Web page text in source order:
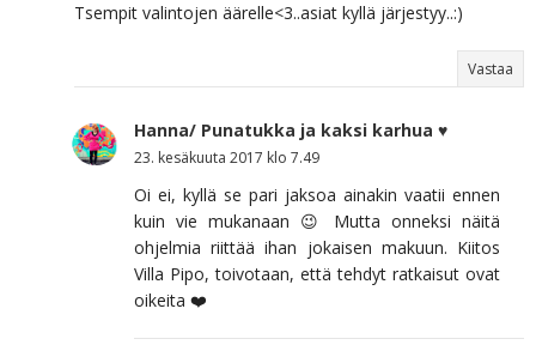
Tsempit valintojen äärelle<3..asiat kyllä järjestyy..:)
Vastaa
Hanna/ Punatukka ja kaksi karhua ♥
23. kesäkuuta 2017 klo 7.49
Oi ei, kyllä se pari jaksoa ainakin vaatii ennen
kuin vie mukanaan 😉 Mutta onneksi näitä
ohjelmia riittää ihan jokaisen makuun. Kiitos
Villa Pipo, toivotaan, että tehdyt ratkaisut ovat
oikeita ❤️